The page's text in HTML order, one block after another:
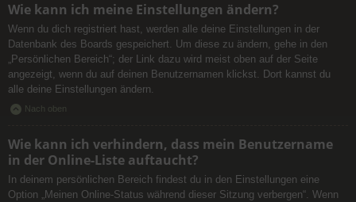
Wie kann ich meine Einstellungen ändern?
Wenn du dich registriert hast, werden alle deine Einstellungen in der
Datenbank des Boards gespeichert. Um diese zu ändern, gehe in den
„Persönlichen Bereich“; der Link dazu wird meist oben auf der Seite
angezeigt, wenn du auf deinen Benutzernamen klickst. Dort kannst du
alle deine Einstellungen ändern.
Nach oben
Wie kann ich verhindern, dass mein Benutzername
in der Online-Liste auftaucht?
In deinem persönlichen Bereich findest du in den Einstellungen eine
Option „Meinen Online-Status während dieser Sitzung verbergen“. Wenn